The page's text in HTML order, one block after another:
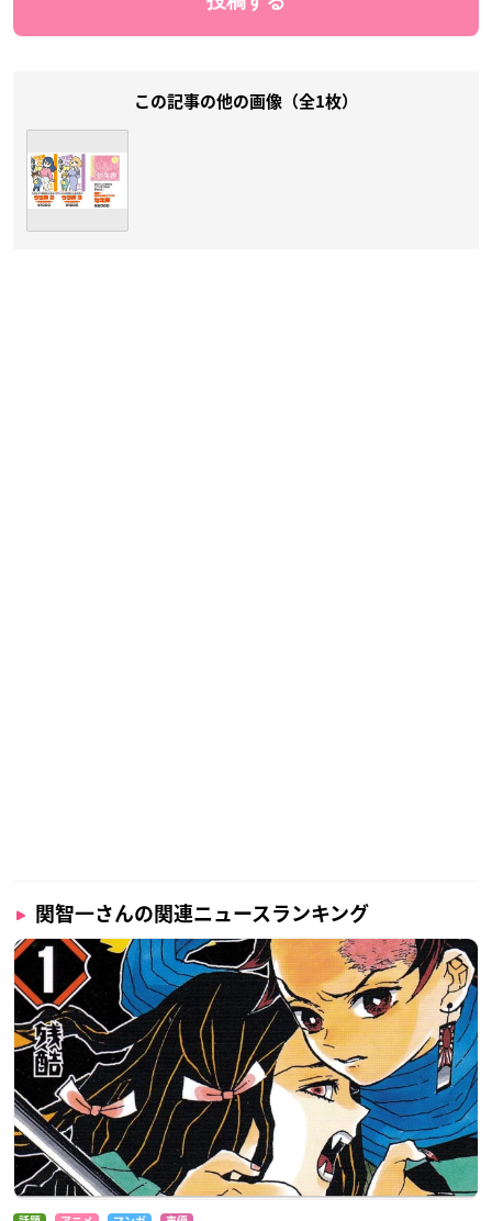
この記事の他の画像（全1枚）
関智一さんの関連ニュースランキング